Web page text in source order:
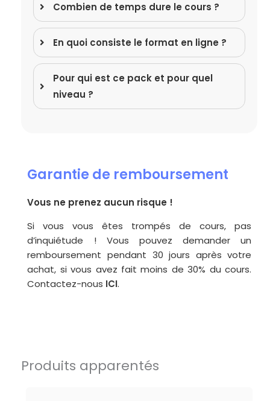
Combien de temps dure le cours ?
En quoi consiste le format en ligne ?
Pour qui est ce pack et pour quel
niveau ?
Garantie de remboursement
Vous ne prenez aucun risque !
Si vous vous êtes trompés de cours, pas
d’inquiétude ! Vous pouvez demander un
remboursement pendant 30 jours après votre
achat, si vous avez fait moins de 30% du cours.
Contactez-nous ICI.
Produits apparentés